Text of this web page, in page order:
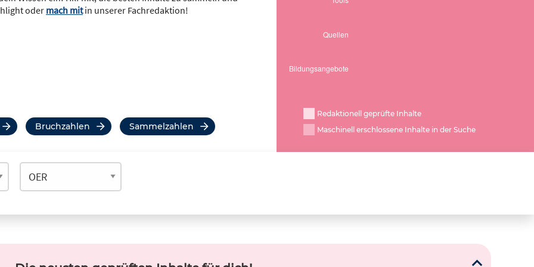
oder mach mitin unserer Fachredaktion!
Bruchzahlen Sammelzahlen
Redaktionell geprüfte Inhalte
Maschinell erschlossene Inhalte in der Suche